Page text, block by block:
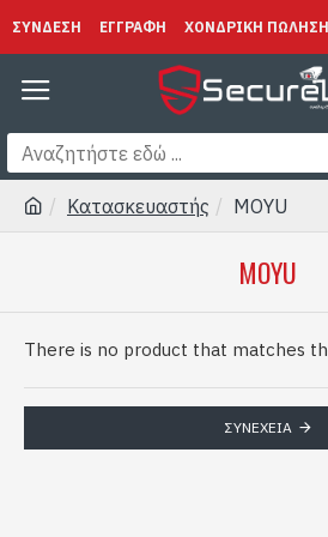
ΣΥΝΔΕΣΗ ΕΓΓΡΑΦΗ ΧΟΝΔΡΙΚΗ ΠΩΛΗΣΗ
Κατασκευαστής MOYU
MOYU
There is no product that matches
ΣΥΝΈΧΕΙΑ